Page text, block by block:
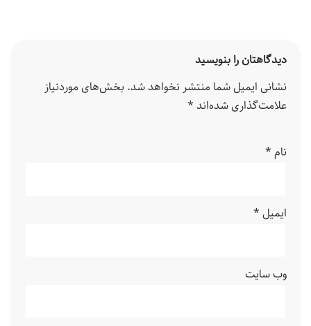
دیدگاهتان را بنویسید
نشانی ایمیل شما منتشر نخواهد شد. بخش‌های موردنیاز
علامت‌گذاری شده‌اند *
نام *
ایمیل *
وب‌ سایت